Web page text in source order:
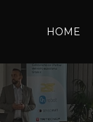
HOME